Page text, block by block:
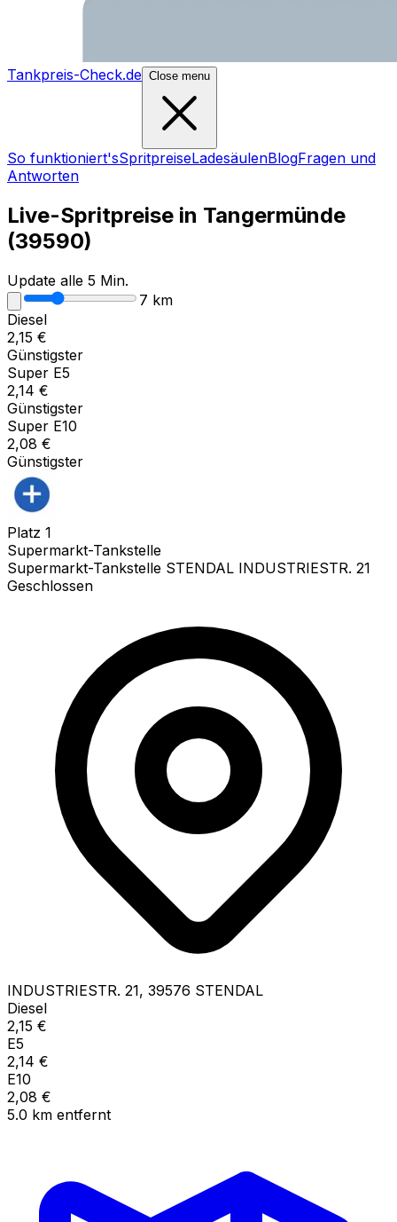
Tankpreis-Check.de Close menu
So funktioniert'sSpritpreiseLadesäulenBlogFragen und
Antworten
Live-Spritpreise in Tangermünde
(39590)
Update alle 5 Min.
7 km
Diesel
2,15 €
Günstigster
Super E5
2,14 €
Günstigster
Super E10
2,08 €
Günstigster
Platz 1
Supermarkt-Tankstelle
Supermarkt-Tankstelle STENDAL INDUSTRIESTR. 21
Geschlossen
INDUSTRIESTR. 21, 39576 STENDAL
Diesel
2,15 €
E5
2,14 €
E10
2,08 €
5.0 km entfernt